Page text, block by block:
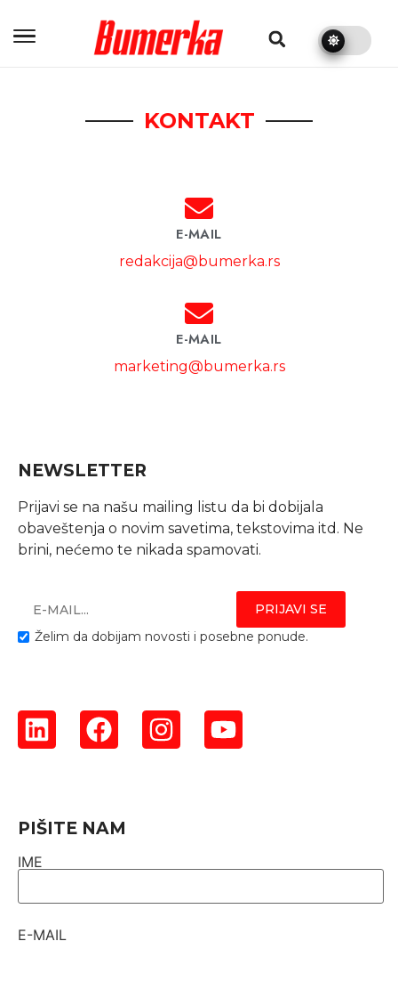
KONTAKT
E-MAIL
redakcija@bumerka.rs
E-MAIL
marketing@bumerka.rs
NEWSLETTER
Prijavi se na našu mailing listu da bi dobijala
obaveštenja o novim savetima, tekstovima itd. Ne
brini, nećemo te nikada spamovati.
Želim da dobijam novosti i posebne ponude.
PIŠITE NAM
IME
E-MAIL